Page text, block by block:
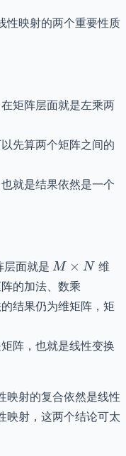
性映射的两个重要性质
矩阵层面就是左乘两
先算两个矩阵之间的
就是结果依然是一个
层面就是 M\times
N
M × N 维
的加法、数乘
结果仍为维矩阵，矩
阵，也就是线性变换
映射的复合依然是线性
映射，这两个结论可太